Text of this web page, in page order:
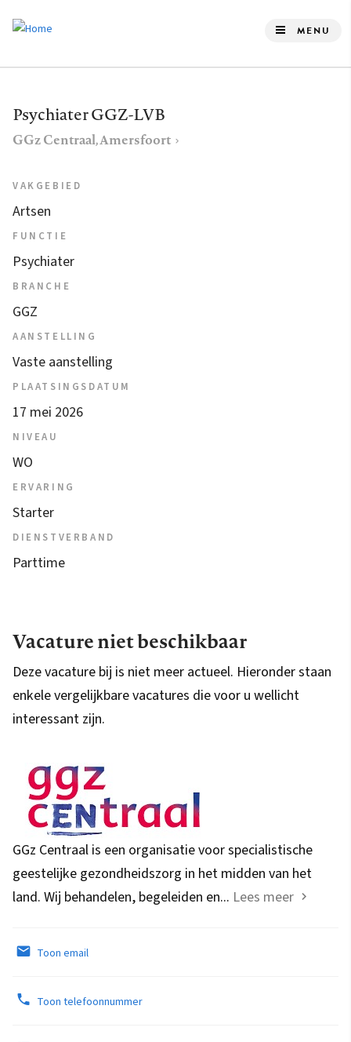
de
gaan
MENU
Psychiater GGZ-LVB
GGz Centraal, Amersfoort
VAKGEBIED
Artsen
FUNCTIE
Psychiater
BRANCHE
GGZ
AANSTELLING
Vaste aanstelling
PLAATSINGSDATUM
17 mei 2026
NIVEAU
WO
ERVARING
Starter
DIENSTVERBAND
Parttime
Vacature niet beschikbaar
Deze vacature bij is niet meer actueel. Hieronder staan
enkele vergelijkbare vacatures die voor u wellicht
interessant zijn.
GGz Centraal is een organisatie voor specialistische
geestelijke gezondheidszorg in het midden van het
land. Wij behandelen, begeleiden en... Lees meer
Toon email
Toon telefoonnummer